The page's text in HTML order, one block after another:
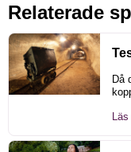
Relaterade
Då